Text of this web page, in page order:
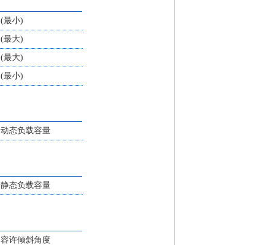
(最小)
(最大)
(最大)
(最小)
动态负载容量
静态负载容量
容许倾斜角度